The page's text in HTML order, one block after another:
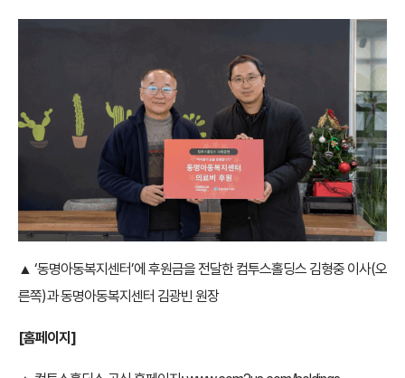
▲ ‘동명아동복지센터’에 후원금을 전달한 컴투스홀딩스 김형중 이사(오
른쪽)과 동명아동복지센터 김광빈 원장
[홈페이지]